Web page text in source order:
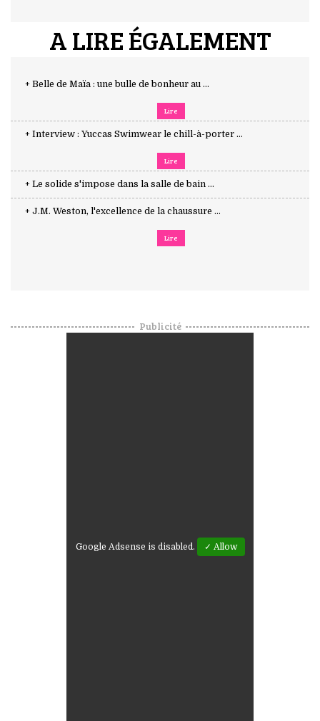
A LIRE ÉGALEMENT
+ Belle de Maïa : une bulle de bonheur au ...
Lire
+ Interview : Yuccas Swimwear le chill-à-porter ...
Lire
+ Le solide s'impose dans la salle de bain ...
+ J.M. Weston, l'excellence de la chaussure ...
Lire
Publicité
Google Adsense is disabled. ✓ Allow